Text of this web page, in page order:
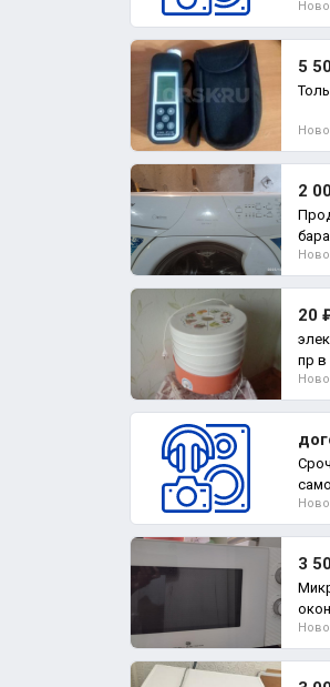
5
2
20
пр в
3